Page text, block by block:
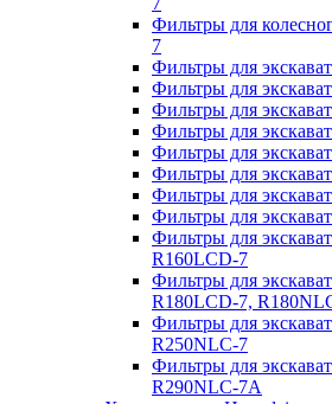
Фильтры для
7
Фильтры для
Фильтры для
Фильтры для
Фильтры для
Фильтры для
Фильтры для
Фильтры для
Фильтры для
Фильтры для
R160LCD-7
Фильтры для
R180LCD-7,
Фильтры для
R250NLC-7
Фильтры для
R290NLC-7A